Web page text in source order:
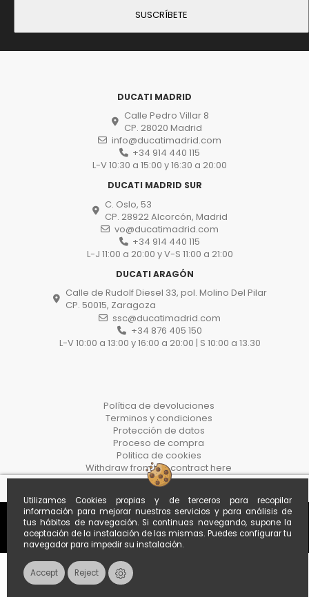
Utilizamos Cookies propias y de terceros para recopilar
información para mejorar nuestros servicios y para análisis de
tus hábitos de navegación. Si continuas navegando, supone la
aceptación de la instalación de las mismas. Puedes configurar tu
navegador para impedir su instalación.
Accept Reject
DUCATI MADRID
Calle Pedro Villar 8
CP. 28020 Madrid
info@ducatimadrid.com
+34 914 440 115
L-V 10:30 a 15:00 y 16:30 a 20:00
DUCATI MADRID SUR
C. Oslo, 53
CP. 28922 Alcorcón, Madrid
vo@ducatimadrid.com
+34 914 440 115
L-J 11:00 a 20:00 y V-S 11:00 a 21:00
DUCATI ARAGÓN
Calle de Rudolf Diesel 33, pol. Molino Del Pilar
CP. 50015, Zaragoza
ssc@ducatimadrid.com
+34 876 405 150
L-V 10:00 a 13:00 y 16:00 a 20:00 | S 10:00 a 13.30
Política de devoluciones
Terminos y condiciones
Protección de datos
Proceso de compra
Politica de cookies
Withdraw from the contract here